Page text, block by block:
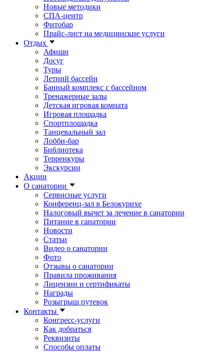
Новые методики
СПА-центр
Фитобар
Прайс-лист на медицинские услуги
Отдых
Афиши
Досуг
Туры
Летний бассейн
Банный комплекс с бассейном
Тренажерные залы
Детская игровая комната
Игровая площадка
Спортплощадка
Танцевальный зал
Лобби-бар
Библиотека
Терренкуры
Экскурсии
Акции
О санатории
Сервисные услуги
Конференц-зал в Белокурихе
Налоговый вычет за лечение в санатории
Питание в санатории
Новости
Статьи
Видео о санатории
Фото
Отзывы о санатории
Правила проживания
Лицензии и сертификаты
Награды
Розыгрыш путевок
Контакты
Конгресс-услуги
Как добраться
Реквизиты
Способы оплаты